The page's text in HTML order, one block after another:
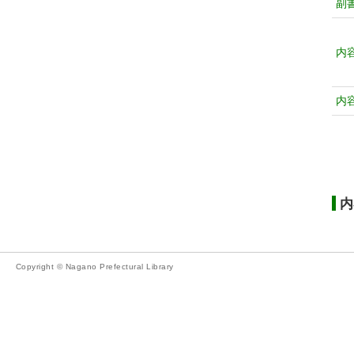
副
内
内
Copyright © Nagano Prefectural Library